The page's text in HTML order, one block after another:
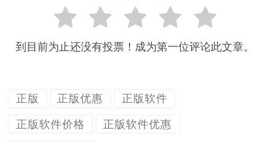
到目前为止还没有投票！成为第一位评论此文章。
正版 正版优惠 正版软件
正版软件价格 正版软件优惠